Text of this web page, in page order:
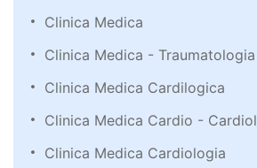
Clinica Medica
Clinica Medica -
Clinica Medica Cardilogica
Clinica Medica Cardio -
Clinica Medica Cardiologia